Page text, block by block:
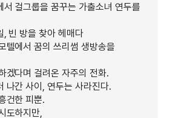
서 걸그룹을 꿈꾸는 가출소녀 연두를
, 빈 방을 찾아 헤매다
텔에서 꿈의 쓰리썸 생방송을
겠다며 걸려온 자주의 전화.
나간 사이, 연두는 사라진다.
건한 피뿐.
도하지만,